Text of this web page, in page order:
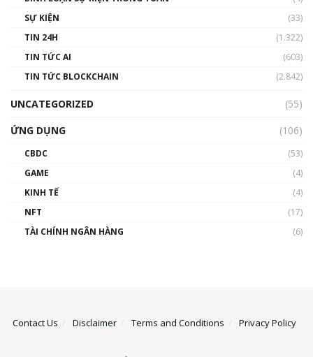
SỰ KIỆN
(33)
TIN 24H
(1.322)
TIN TỨC AI
(603)
TIN TỨC BLOCKCHAIN
(2.842)
UNCATEGORIZED
(55)
ỨNG DỤNG
(106)
CBDC
(53)
GAME
(4)
KINH TẾ
(4)
NFT
(17)
TÀI CHÍNH NGÂN HÀNG
(6)
Contact Us Disclaimer Terms and Conditions Privacy Policy